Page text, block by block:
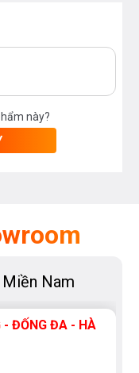
gia đình, bạn
của bạn sẽ trở
nghệ nano
khi còn nóng?
này?
Miền Nam
- ĐỐNG ĐA - HÀ